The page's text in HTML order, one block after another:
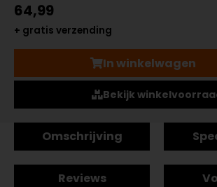
64,99
+ gratis verzending
In winkelwagen
Bekijk
Omschrijving
Reviews